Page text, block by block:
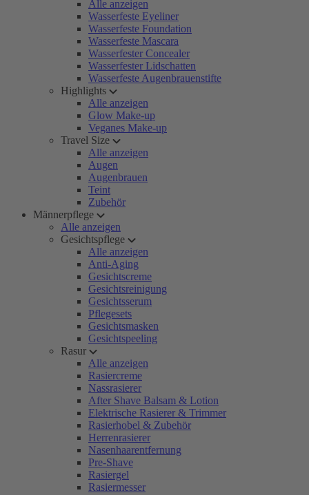
Alle anzeigen
Wasserfeste Eyeliner
Wasserfeste Foundation
Wasserfeste Mascara
Wasserfester Concealer
Wasserfester Lidschatten
Wasserfeste Augenbrauenstifte
Highlights
Alle anzeigen
Glow Make-up
Veganes Make-up
Travel Size
Alle anzeigen
Augen
Augenbrauen
Teint
Zubehör
Männerpflege
Alle anzeigen
Gesichtspflege
Alle anzeigen
Anti-Aging
Gesichtscreme
Gesichtsreinigung
Gesichtsserum
Pflegesets
Gesichtsmasken
Gesichtspeeling
Rasur
Alle anzeigen
Rasiercreme
Nassrasierer
After Shave Balsam & Lotion
Elektrische Rasierer & Trimmer
Rasierhobel & Zubehör
Herrenrasierer
Nasenhaarentfernung
Pre-Shave
Rasiergel
Rasiermesser